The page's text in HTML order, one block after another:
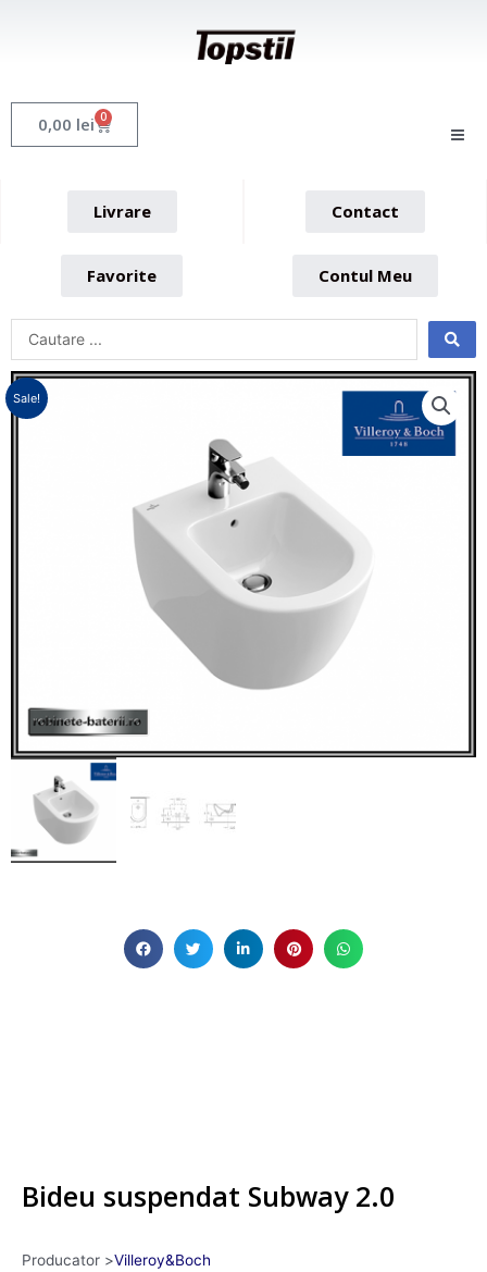
0,00 lei 0 Cart
Livrare Contact
Favorite Contul Meu
Sale!
Bideu suspendat Subway 2.0
Producator >Villeroy&Boch